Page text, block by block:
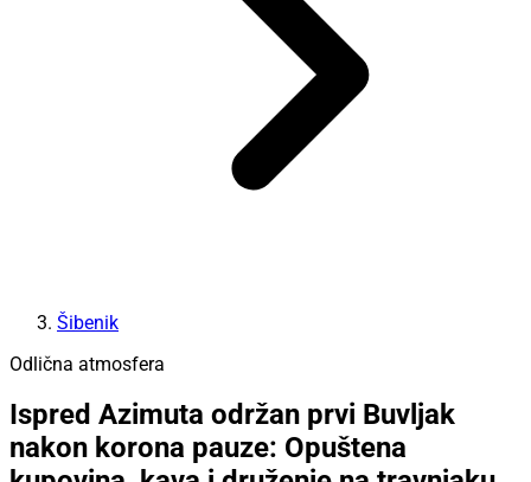
Šibenik
Odlična atmosfera
Ispred Azimuta održan prvi Buvljak
nakon korona pauze: Opuštena